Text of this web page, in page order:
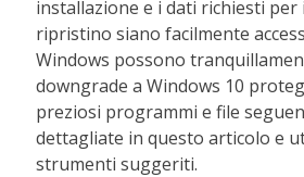
installazione e i dati richiesti per
ripristino siano facilmente
Windows possono
downgrade a Windows 10
preziosi programmi e file
dettagliate in questo articolo e
strumenti suggeriti.